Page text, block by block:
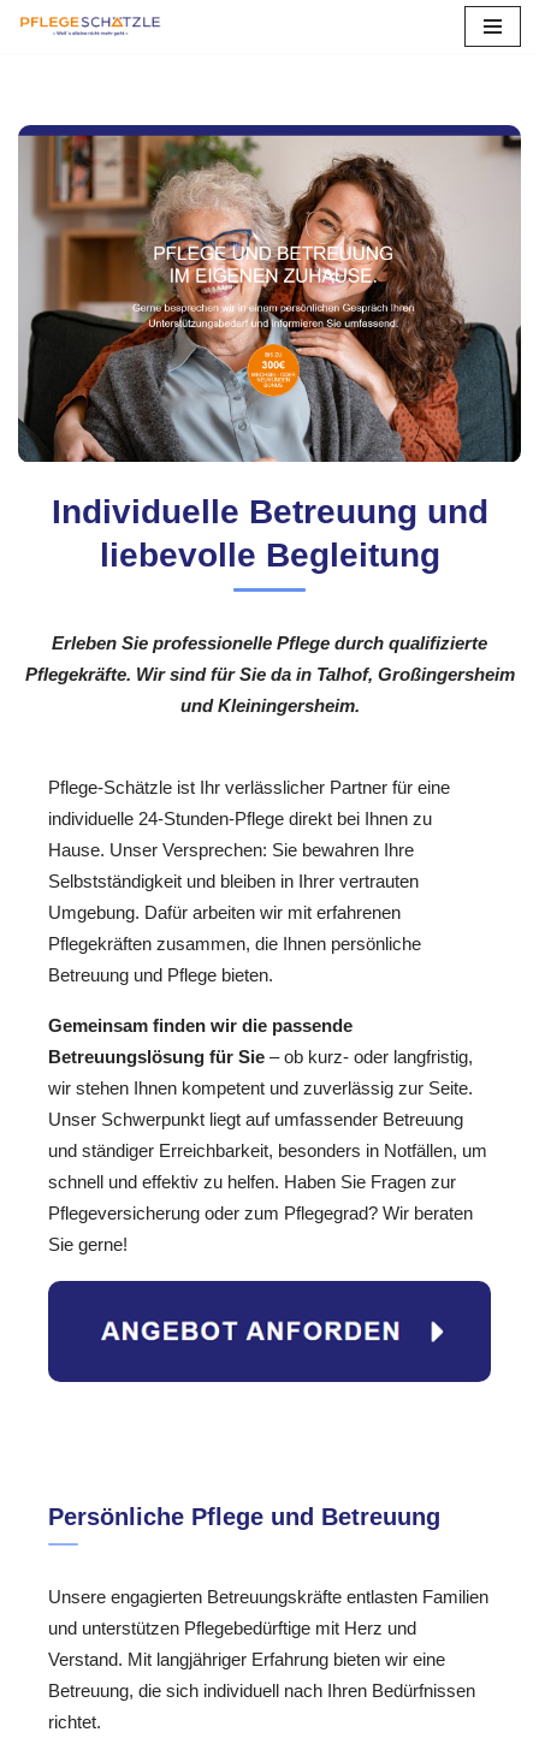
springen
Individuelle Betreuung und
liebevolle Begleitung
Erleben Sie professionelle Pflege durch qualifizierte
Pflegekräfte. Wir sind für Sie da in Talhof, Großingersheim
und Kleiningersheim.
Pflege-Schätzle ist Ihr verlässlicher Partner für eine
individuelle 24-Stunden-Pflege direkt bei Ihnen zu
Hause. Unser Versprechen: Sie bewahren Ihre
Selbstständigkeit und bleiben in Ihrer vertrauten
Umgebung. Dafür arbeiten wir mit erfahrenen
Pflegekräften zusammen, die Ihnen persönliche
Betreuung und Pflege bieten.
Gemeinsam finden wir die passende
Betreuungslösung für Sie – ob kurz- oder langfristig,
wir stehen Ihnen kompetent und zuverlässig zur Seite.
Unser Schwerpunkt liegt auf umfassender Betreuung
und ständiger Erreichbarkeit, besonders in Notfällen, um
schnell und effektiv zu helfen. Haben Sie Fragen zur
Pflegeversicherung oder zum Pflegegrad? Wir beraten
Sie gerne!
Persönliche Pflege und Betreuung
Unsere engagierten Betreuungskräfte entlasten Familien
und unterstützen Pflegebedürftige mit Herz und
Verstand. Mit langjähriger Erfahrung bieten wir eine
Betreuung, die sich individuell nach Ihren Bedürfnissen
richtet.